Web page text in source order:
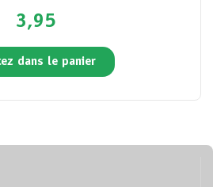
3,95
dans le panier